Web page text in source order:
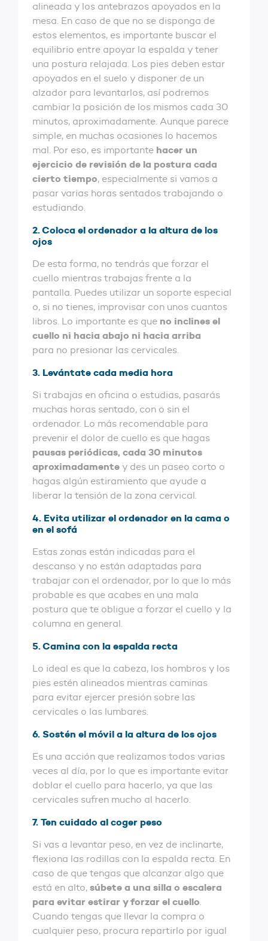
alineada y los antebrazos apoyados en la
mesa. En caso de que no se disponga de
estos elementos, es importante buscar el
equilibrio entre apoyar la espalda y tener
una postura relajada. Los pies deben estar
apoyados en el suelo y disponer de un
alzador para levantarlos, así podremos
cambiar la posición de los mismos cada 30
minutos, aproximadamente. Aunque parece
simple, en muchas ocasiones lo hacemos
mal. Por eso, es importante hacer un
ejercicio de revisión de la postura cada
cierto tiempo, especialmente si vamos a
pasar varias horas sentados trabajando o
estudiando.
2. Coloca el ordenador a la altura de los
ojos
De esta forma, no tendrás que forzar el
cuello mientras trabajas frente a la
pantalla. Puedes utilizar un soporte especial
o, si no tienes, improvisar con unos cuantos
libros. Lo importante es que no inclines el
cuello ni hacia abajo ni hacia arriba
para no presionar las cervicales.
3. Levántate cada media hora
Si trabajas en oficina o estudias, pasarás
muchas horas sentado, con o sin el
ordenador. Lo más recomendable para
prevenir el dolor de cuello es que hagas
pausas periódicas, cada 30 minutos
aproximadamente y des un paseo corto o
hagas algún estiramiento que ayude a
liberar la tensión de la zona cervical.
4. Evita utilizar el ordenador en la cama o
en el sofá
Estas zonas están indicadas para el
descanso y no están adaptadas para
trabajar con el ordenador, por lo que lo más
probable es que acabes en una mala
postura que te obligue a forzar el cuello y la
columna en general.
5. Camina con la espalda recta
Lo ideal es que la cabeza, los hombros y los
pies estén alineados mientras caminas
para evitar ejercer presión sobre las
cervicales o las lumbares.
6. Sostén el móvil a la altura de los ojos
Es una acción que realizamos todos varias
veces al día, por lo que es importante evitar
doblar el cuello para hacerlo, ya que las
cervicales sufren mucho al hacerlo.
7. Ten cuidado al coger peso
Si vas a levantar peso, en vez de inclinarte,
flexiona las rodillas con la espalda recta. En
caso de que tengas que alcanzar algo que
está en alto, súbete a una silla o escalera
para evitar estirar y forzar el cuello.
Cuando tengas que llevar la compra o
cualquier peso, procura repartirlo por igual